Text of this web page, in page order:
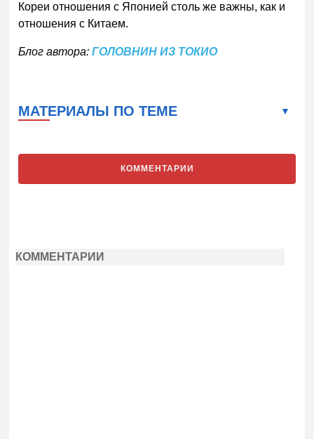
Кореи отношения с Японией столь же важны, как и
отношения с Китаем.
Блог автора: ГОЛОВНИН ИЗ ТОКИО
МАТЕРИАЛЫ ПО ТЕМЕ
КОММЕНТАРИИ
КОММЕНТАРИИ